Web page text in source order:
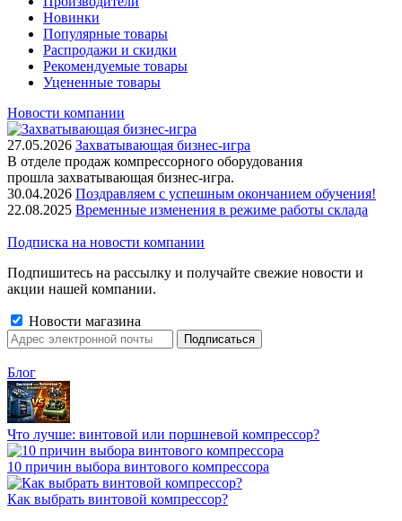
Новинки
Популярные товары
Распродажи и скидки
Рекомендуемые товары
Уцененные товары
Новости компании
27.05.2026 Захватывающая бизнес-игра
В отделе продаж компрессорного оборудования
прошла захватывающая бизнес-игра.
30.04.2026 Поздравляем с успешным окончанием обучения!
22.08.2025 Временные изменения в режиме работы склада
Подписка на новости компании
Подпишитесь на рассылку и получайте свежие новости и
акции нашей компании.
Новости магазина
Блог
Что лучше: винтовой или поршневой компрессор?
10 причин выбора винтового компрессора
Как выбрать винтовой компрессор?